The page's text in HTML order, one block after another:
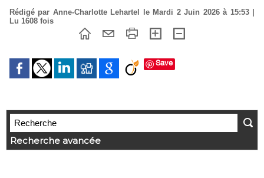
Rédigé par Anne-Charlotte Lehartel le Mardi 2 Juin 2026 à 15:53 |
Lu 1608 fois
Save
Recherche avancée